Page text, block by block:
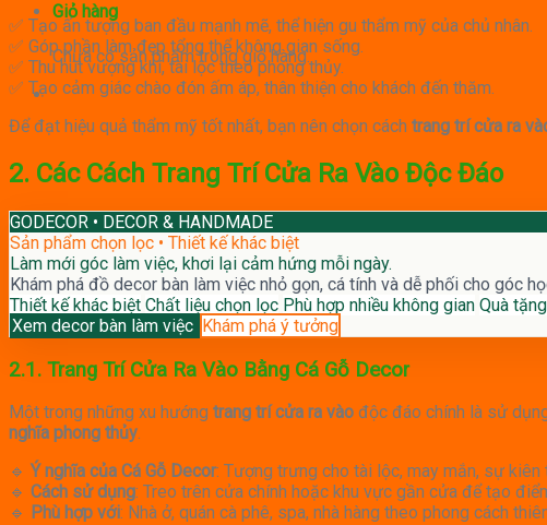
Giỏ hàng
Chưa có sản phẩm trong giỏ hàng.
✅ Tạo ấn tượng ban đầu mạnh mẽ, thể hiện gu thẩm mỹ của chủ nhân.
✅ Góp phần làm đẹp tổng thể không gian sống.
✅ Thu hút vượng khí, tài lộc theo phong thủy.
✅ Tạo cảm giác chào đón ấm áp, thân thiện cho khách đến thăm.
Để đạt hiệu quả thẩm mỹ tốt nhất, bạn nên chọn cách trang trí cửa ra
2. Các Cách Trang Trí Cửa Ra Vào Độc Đáo
GODECOR • DECOR & HANDMADE
Sản phẩm chọn lọc • Thiết kế khác biệt
Làm mới góc làm việc, khơi lại cảm hứng mỗi ngày.
Khám phá đồ decor bàn làm việc nhỏ gọn, cá tính và dễ phối cho góc
Thiết kế khác biệt Chất liệu chọn lọc Phù hợp nhiều không gian Quà
Xem decor bàn làm việc Khám phá ý tưởng
2.1. Trang Trí Cửa Ra Vào Bằng Cá Gỗ Decor
Một trong những xu hướng trang trí cửa ra vào độc đáo chính là sử
nghĩa phong thủy.
🔹 Ý nghĩa của Cá Gỗ Decor: Tượng trưng cho tài lộc, may mắn, sự kiên
🔹 Cách sử dụng: Treo trên cửa chính hoặc khu vực gần cửa để tạo
🔹 Phù hợp với: Nhà ở, quán cà phê, spa, nhà hàng theo phong cách